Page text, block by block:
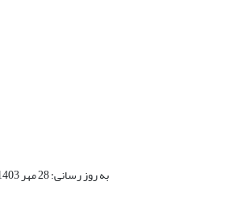
به روز رسانی: 28 مهر 1403